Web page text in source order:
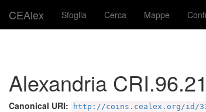
CEAlex Sfoglia Cerca Mappe
Alexandria
Canonical URI: http://coins.cealex.org/id/